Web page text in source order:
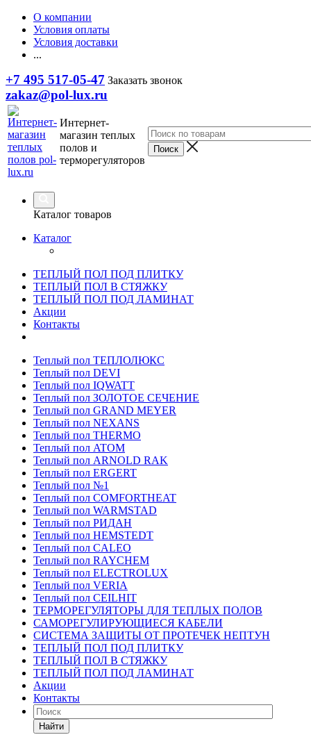
О компании
Условия оплаты
Условия доставки
...
+7 495 517-05-47 Заказать звонок
zakaz@pol-lux.ru
Интернет-
магазин теплых
полов и
терморегуляторов
Каталог товаров
Каталог
ТЕПЛЫЙ ПОЛ ПОД ПЛИТКУ
ТЕПЛЫЙ ПОЛ В СТЯЖКУ
ТЕПЛЫЙ ПОЛ ПОД ЛАМИНАТ
Акции
Контакты
Теплый пол ТЕПЛОЛЮКС
Теплый пол DEVI
Теплый пол IQWATT
Теплый пол ЗОЛОТОЕ СЕЧЕНИЕ
Теплый пол GRAND MEYER
Теплый пол NEXANS
Теплый пол THERMO
Теплый пол ATOM
Теплый пол ARNOLD RAK
Теплый пол ERGERT
Теплый пол №1
Теплый пол COMFORTHEAT
Теплый пол WARMSTAD
Теплый пол РИДАН
Теплый пол HEMSTEDT
Теплый пол CALEO
Теплый пол RAYCHEM
Теплый пол ELECTROLUX
Теплый пол VERIA
Теплый пол CEILHIT
ТЕРМОРЕГУЛЯТОРЫ ДЛЯ ТЕПЛЫХ ПОЛОВ
САМОРЕГУЛИРУЮЩИЕСЯ КАБЕЛИ
СИСТЕМА ЗАЩИТЫ ОТ ПРОТЕЧЕК НЕПТУН
ТЕПЛЫЙ ПОЛ ПОД ПЛИТКУ
ТЕПЛЫЙ ПОЛ В СТЯЖКУ
ТЕПЛЫЙ ПОЛ ПОД ЛАМИНАТ
Акции
Контакты
Найти